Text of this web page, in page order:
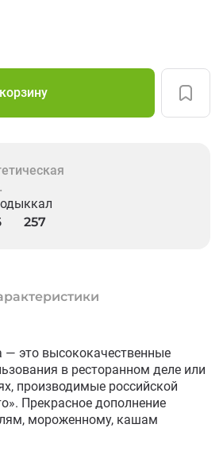
ккал
257
— это высококачественные
в ресторанном деле или
производимые российской
Прекрасное дополнение
мороженному, кашам